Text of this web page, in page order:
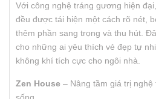
Với công nghệ tráng gương hiện
đều được tái hiện một cách rõ nét,
thêm phần sang trọng và thu hút.
cho những ai yêu thích vẻ đẹp tự
không khí tích cực cho ngôi nhà.
Zen House – Nâng tầm giá trị